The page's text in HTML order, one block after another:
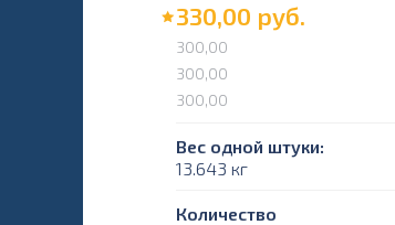
330,00 руб.
300,00
300,00
300,00
Вес одной штуки:
13.643 кг
Количество